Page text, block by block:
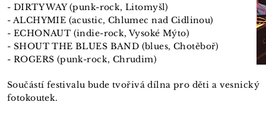
- DIRTY WAY (punk-rock, Litomyšl)
- ALCHYMIE (acustic, Chlumec nad Cidlinou)
- ECHONAUT (indie-rock, Vysoké Mýto)
- SHOUT THE BLUES BAND (blues, Chotěboř)
- ROGERS (punk-rock, Chrudim)
Součástí festivalu bude tvořivá dílna pro děti a vesnický
fotokoutek.